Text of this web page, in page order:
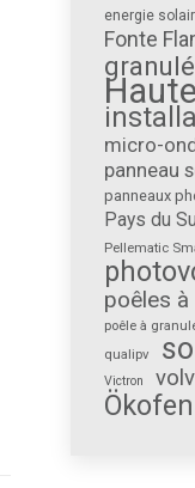
energie
Fonte
micro-
panneau
panneaux
Pays du
Pellematic
poêles
poêle à
qualipv
Victron
Ökofen